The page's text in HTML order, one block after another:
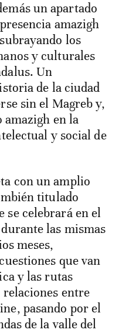
un apartado
amazigh
los
y culturales
Un
de la ciudad
sin el Magreb y,
en la
y social de
con un amplio
titulado
se celebrará en el
las mismas
meses,
que van
y las rutas
relaciones entre
pasando por el
de la valle del